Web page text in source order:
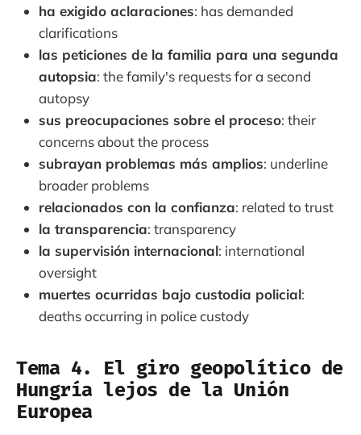
ha exigido aclaraciones: has demanded
clarifications
las peticiones de la familia para una segunda
autopsia: the family's requests for a second
autopsy
sus preocupaciones sobre el proceso: their
concerns about the process
subrayan problemas más amplios: underline
broader problems
relacionados con la confianza: related to trust
la transparencia: transparency
la supervisión internacional: international
oversight
muertes ocurridas bajo custodia policial:
deaths occurring in police custody
Tema 4. El giro geopolítico de
Hungría lejos de la Unión
Europea